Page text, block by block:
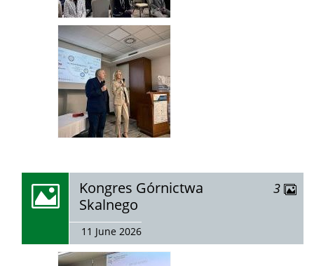
zobacz
galerię:
Kongres Górnictwa
Skalnego
11 June 2026
3 zdjęć